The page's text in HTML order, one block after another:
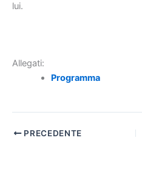
lui.
Allegati:
Programma
PRECEDENTE